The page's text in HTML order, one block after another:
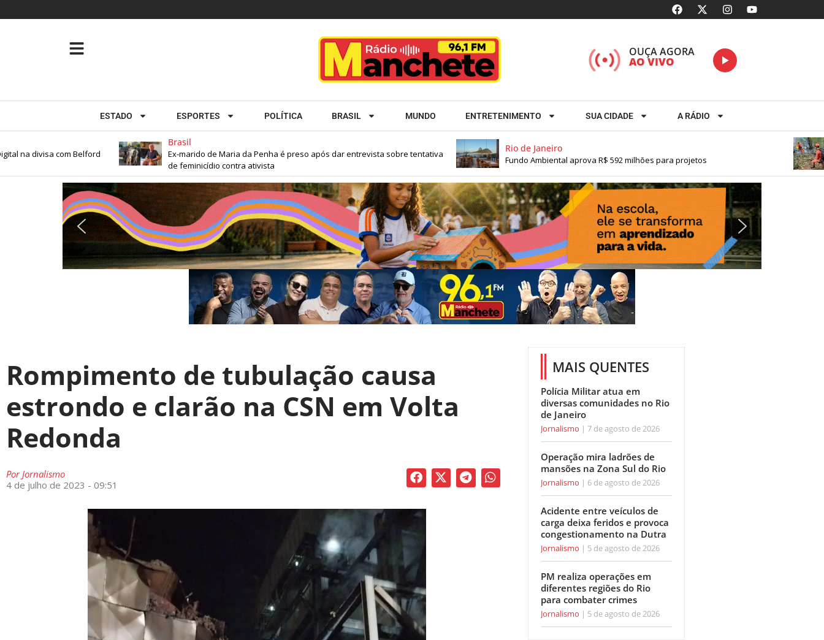
OUÇA AGORA
AO VIVO
ESTADO ESPORTES POLÍTICA BRASIL MUNDO ENTRETENIMENTO SUA CIDADE A RÁDIO
Brasil
Ex-marido de Maria da Penha é preso após dar entrevista sobre tentativa
de feminicídio contra ativista
Rio de Janeiro
Fundo Ambiental aprova R$ 592 milhões para projetos
divisa com Belford
Rompimento de tubulação causa
estrondo e clarão na CSN em Volta
Redonda
PorJornalismo
4 de julho de 2023 - 09:51
MAIS QUENTES
Polícia Militar atua em
diversas comunidades no Rio
de Janeiro
Jornalismo 7 de agosto de 2026
Operação mira ladrões de
mansões na Zona Sul do Rio
Jornalismo 6 de agosto de 2026
Acidente entre veículos de
carga deixa feridos e provoca
congestionamento na Dutra
Jornalismo 5 de agosto de 2026
PM realiza operações em
diferentes regiões do Rio
para combater crimes
Jornalismo 5 de agosto de 2026